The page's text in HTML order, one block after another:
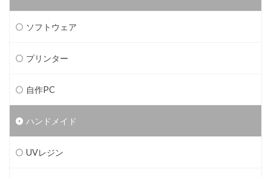
ソフトウェア
プリンター
自作PC
ハンドメイド
UVレジン